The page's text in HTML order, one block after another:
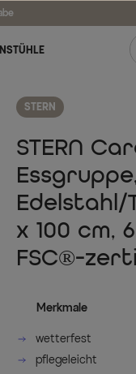
STERN
STERN
Edelstahl/
x 100 cm,
FSC®-
Merkmale
wetterfest
pflegeleicht